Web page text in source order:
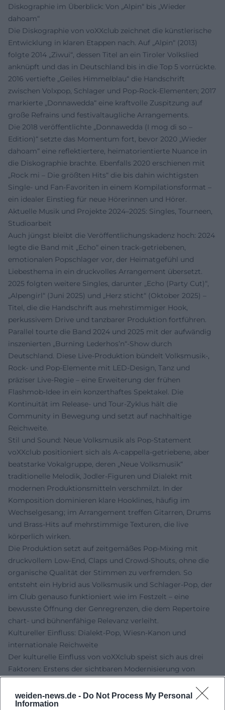
weiden-news.de - Do Not Process My Personal
Information
Diskographie im Überblick: Von „Alpin“ bis „Wieder
dahoam“
Die Diskographie von voXXclub zeichnet die künstlerische
Entwicklung in klaren Etappen nach. Auf „Alpin“ (2013)
folgte 2014 „Ziwui“, dessen Titel an ein Tiroler Volkslied
anknüpft und das in Deutschland bis in die Top 5 vorrückte.
2016 vertiefte „Geiles Himmelblau“ die Handschrift
zwischen Volxpop, Schlager und Pop-Rock-Elementen; 2017
markierte „Donnawedda“ eine kraftvolle Zuspitzung auf
große Refrains und festivaltaugliche Arrangements.
Die 2018 veröffentlichte „Donnawedda (I mog di so –
Edition)“ setzte das Momentum fort, bevor 2020 „Wieder
dahoam“ eine reflektiertere, heimatorientierte Nuance in
die Diskographie brachte. Ebenfalls 2020 erschienen mit
„Rock mi – Die größten Hits“ die bis dahin wichtigsten
Single- und Fan-Favoriten in einem Kompilationsformat –
ein idealer Einstieg für neue Hörerinnen und Hörer.
Aktuelle Musik und Projekte 2024–2025: Singles, Tourneen,
Studioarbeit
Auch jüngst bleibt die Veröffentlichungskadenz hoch: 2024
legte die Band mit „Echo“ einen track-getriebenen,
emotionalen Popschlager vor, der Heimatgefühl und
Liebesthema in ein druckvolles Arrangement übersetzt.
2025 folgten weitere Singles, darunter „Echo (Party Cut)“,
„Alpengirl“ (Juni 2025) und „Herz sticht“ (Oktober 2025) –
Titel, die die Handschrift aus mehrstimmiger Hook,
perkussivem Drive und tanzbarer Produktion fortführen.
Parallel tourte die Band 2024 und 2025 mit der aufwändig
inszenierten „Burning Lederhos’n“-Show durch
Deutschland. Diese Live-Produktion bündelt Volksmusik-,
Rock- und Pop-Elemente mit LED-Design, Tanz und
präziser Live-Regie – eine Erweiterung der frühen
Flashmob-Idee in ein konzerthaftes Spektakel. Die
Kontinuität im Release- und Tour-Zyklus hält die
Community in Bewegung und setzt auf nachhaltige
Reichweite.
Stil und Sound: Neue Volksmusik als Pop-Statement
voXXclub positioniert sich als A-cappella-getriebene, aber
beatstarke Vokalgruppe, deren „Neue Volksmusik“
traditionelle Melodik, Jodler-Figuren und Dialekt mit
modernen Produktionsmitteln verschmilzt. In der
Komposition dominieren klare Hooklines, häufig im
Wechselgesang; im Arrangement treffen Gitarren, Drums
und Brass-Hits auf mehrstimmige Texturen, die live
körperlich wirken.
Die Produktion setzt auf zeitgemäßes Pop-Mixing mit
druckvollem Low-End, Claps und Crowd-Shouts, ohne die
organische Qualität der Stimmen zu verfremden. So
entsteht ein Hybrid aus Volksmusik und Schlager-Pop, der
im Club genauso funktioniert wie im Festzelt – eine
bewusste Öffnung der Genregrenzen, die dem Repertoire
chart- und bühnenfähige Relevanz verleiht.
Kultureller Einfluss: Dialekt-Pop, Wiesn-Kanon und
internationale Reichweite
Der kulturelle Einfluss von voXXclub speist sich aus drei
Faktoren: Erstens der sichtbaren Modernisierung von
Zweitens der Etablierung von Songs wie „Rock mi“ als
Bestandteil des Wiesn-Kanons – inklusive chartrelevanter